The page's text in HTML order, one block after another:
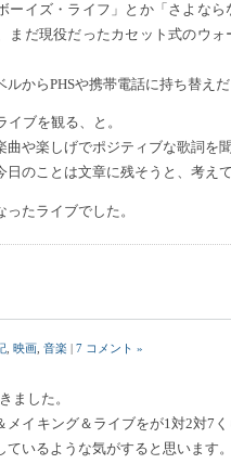
ーイズ・ライフ」とか「さよな
まだ現役だったカセット式のウ
からPHSや携帯電話に持ち替えだ
イブを観る、と。
曲や楽しげでポジティブな歌詞を聞
日のことは文章に残そうと、考えて
たライブでした。
映画 音楽 7 コメント »
ました。
メイキング＆ライブをが1対2対7
ているような気がすると思います。